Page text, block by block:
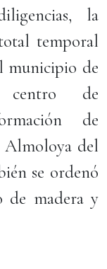
la
temporal
municipio de
de
de
Almoloya del
se ordenó
de madera y